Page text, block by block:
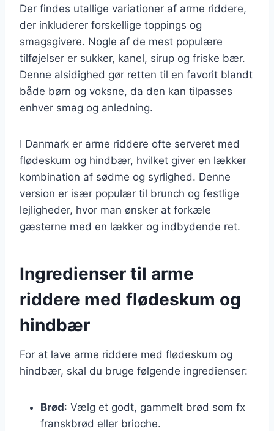
Der findes utallige variationer af arme riddere,
der inkluderer forskellige toppings og
smagsgivere. Nogle af de mest populære
tilføjelser er sukker, kanel, sirup og friske bær.
Denne alsidighed gør retten til en favorit blandt
både børn og voksne, da den kan tilpasses
enhver smag og anledning.
I Danmark er arme riddere ofte serveret med
flødeskum og hindbær, hvilket giver en lækker
kombination af sødme og syrlighed. Denne
version er især populær til brunch og festlige
lejligheder, hvor man ønsker at forkæle
gæsterne med en lækker og indbydende ret.
Ingredienser til arme
riddere med flødeskum og
hindbær
For at lave arme riddere med flødeskum og
hindbær, skal du bruge følgende ingredienser:
Brød: Vælg et godt, gammelt brød som fx
franskbrød eller brioche.